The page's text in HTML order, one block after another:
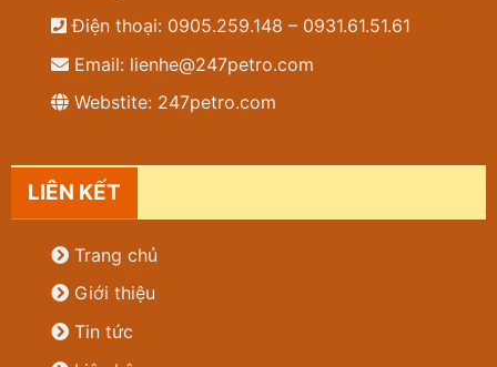
Điện thoại: 0905.259.148 – 0931.61.51.61
Email: lienhe@247petro.com
Webstite: 247petro.com
LIÊN KẾT
Trang chủ
Giới thiệu
Tin tức